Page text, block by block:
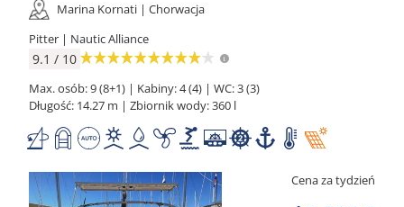
Marina Kornati | Chorwacja
Pitter | Nautic Alliance
9.1 / 10
Max. osób: 9 (8+1) | Kabiny: 4 (4) | WC: 3 (3)
Długość: 14.27 m | Zbiornik wody: 360 l
Cena za tydzień